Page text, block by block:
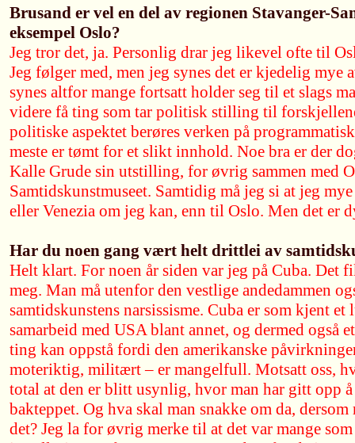
Brusand er vel en del av regionen Stavanger-
eksempel Oslo?
Jeg tror det, ja. Personlig drar jeg likevel ofte til
Jeg følger med, men jeg synes det er kjedelig mye
synes altfor mange fortsatt holder seg til et slags
videre få ting som tar politisk stilling til
politiske aspektet berøres verken på
meste er tømt for et slikt innhold. Noe bra er der
Kalle Grude sin utstilling, for øvrig sammen med
Samtidskunstmuseet. Samtidig må jeg si at jeg
eller Venezia om jeg kan, enn til Oslo. Men det er
Har du noen gang vært helt drittlei av
Helt klart. For noen år siden var jeg på Cuba. Det
meg. Man må utenfor den vestlige andedammen
samtidskunstens narsissisme. Cuba er som kjent
samarbeid med USA blant annet, og dermed også
ting kan oppstå fordi den amerikanske
moteriktig, militært – er mangelfull. Motsatt oss,
total at den er blitt usynlig, hvor man har gitt opp
bakteppet. Og hva skal man snakke om da,
det? Jeg la for øvrig merke til at det var mange